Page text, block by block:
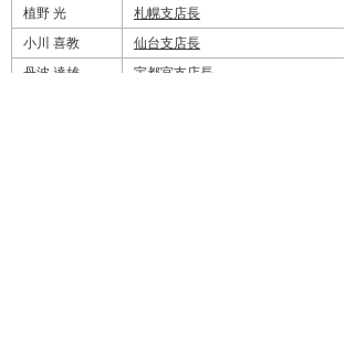
植野 光
札幌支店長
小川 喜教
仙台支店長
丹波 達雄
宇都宮支店長